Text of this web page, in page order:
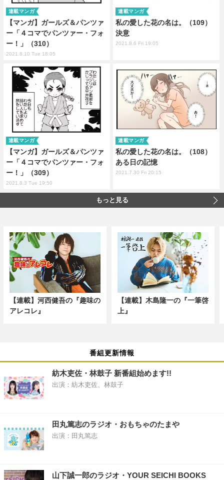
【マンガ】ガールズ＆パンツァ
ー「４コマでパンツァー・フォ
ー！」（310）
連載マンガ
2021.8.10 Tue 18:05
私の愛した花の名は。（109）
決意
連載マンガ
2021.8.6 Fri 19:05
【マンガ】ガールズ＆パンツァ
ー「４コマでパンツァー・フォ
ー！」（309）
連載マンガ
2021.8.3 Tue 19:50
私の愛した花の名は。（108）
ある日の記憶
連載マンガ
2021.7.30 Fri 20:15
もっと見る
【連載】河西健吾の『趣味の
アレコレ』
【連載】木島隆一の『一筆啓
上』
番組更新情報
紡木吏佐・林鼓子 新番組始めます!!
出演：紡木吏佐、林鼓子
田丸篤志のラジオ・おもちゃのたまや
出演：田丸篤志
山下誠一郎のラジオ・YOUR SEICHI BOOKS